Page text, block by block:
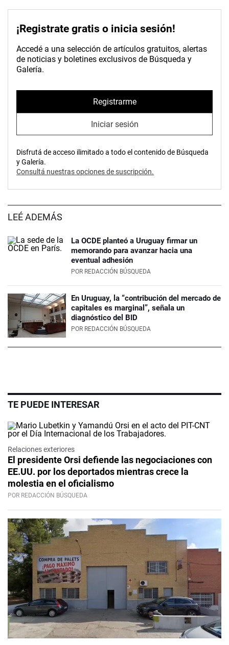
¡Registrate gratis o inicia sesión!
Accedé a una selección de artículos gratuitos, alertas
de noticias y boletines exclusivos de Búsqueda y
Galería.
Registrarme
Iniciar sesión
Disfrutá de acceso ilimitado a todo el contenido de Búsqueda
y Galería.
Consultá nuestras opciones de suscripción.
LEÉ ADEMÁS
La OCDE planteó a Uruguay firmar un
memorando para avanzar hacia una
eventual adhesión
POR REDACCIÓN BÚSQUEDA
En Uruguay, la “contribución del mercado de
capitales es marginal”, señala un
diagnóstico del BID
POR REDACCIÓN BÚSQUEDA
TE PUEDE INTERESAR
Relaciones exteriores
El presidente Orsi defiende las negociaciones con
EE.UU. por los deportados mientras crece la
molestia en el oficialismo
POR REDACCIÓN BÚSQUEDA